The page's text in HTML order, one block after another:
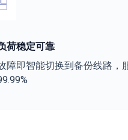
荷稳定可靠
障即智能切换到备份线路，